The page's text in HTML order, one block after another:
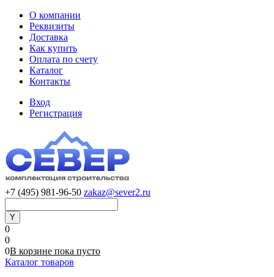
О компании
Реквизиты
Доставка
Как купить
Оплата по счету
Каталог
Контакты
Вход
Регистрация
+7 (495) 981-96-50 zakaz@sever2.ru
0
0
0В корзине пока пусто
Каталог товаров